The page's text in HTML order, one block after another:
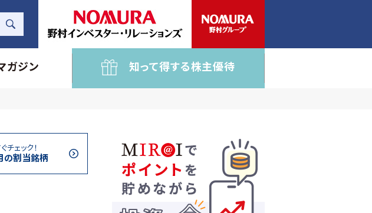
ガジン 知って得する株主優待
チェック！
の割当銘柄